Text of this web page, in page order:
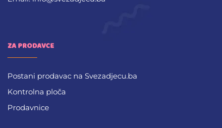
ZA PRODAVCE
Postani prodavac na Svezadjecu.ba
Kontrolna ploča
Prodavnice